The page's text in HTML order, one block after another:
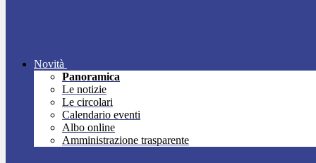
Novità
Panoramica
Le notizie
Le circolari
Calendario eventi
Albo online
Amministrazione trasparente